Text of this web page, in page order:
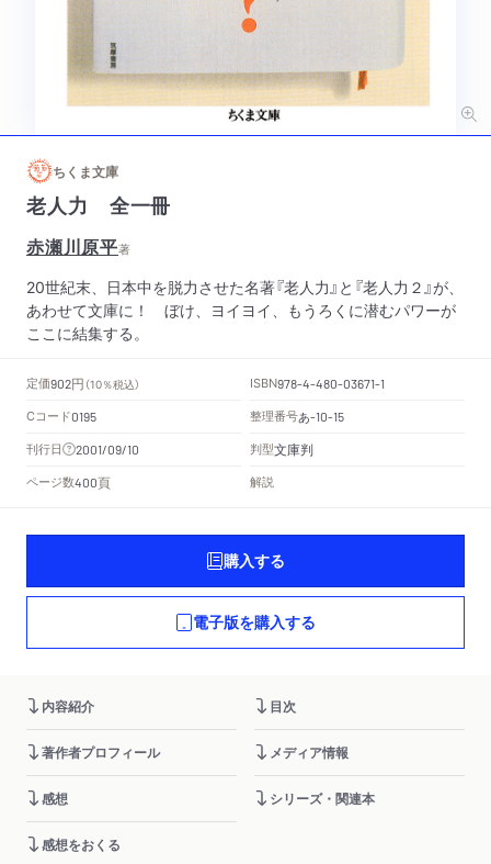
ちくま文庫
老人力 全一冊
赤瀬川原平著
20世紀末、日本中を脱力させた名著『老人力』と『老人力２』が、
あわせて文庫に！ ぼけ、ヨイヨイ、もうろくに潜むパワーが
ここに結集する。
定価902円 （10％税込） ISBN978-4-480-03671-1
Cコード0195 整理番号あ-10-15
刊行日 2001/09/10 判型文庫判
ページ数400頁 解説
購入する
電子版を購入する
内容紹介 目次
著作者プロフィール メディア情報
感想 シリーズ・関連本
感想をおくる